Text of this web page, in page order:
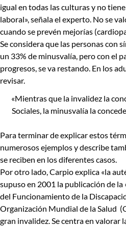
igual en todas las culturas y no
laboral», señala el experto. No se
cuando se prevén mejorías
Se considera que las personas con
un 33% de minusvalía, pero con el
progresos, se va restando. En los
revisar.
«Mientras que la invalidez la
Sociales, la minusvalía la
Para terminar de explicar estos
numerosos ejemplos y describe
se reciben en los diferentes casos.
Por otro lado, Carpio explica «la
supuso en 2001 la publicación de la
del Funcionamiento de la
Organización Mundial de la Salud (
gran invalidez. Se centra en valorar